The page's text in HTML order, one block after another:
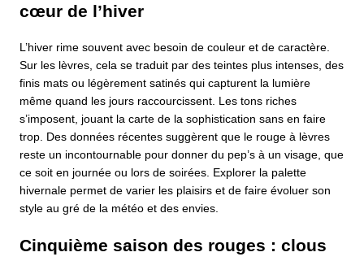
cœur de l’hiver
L’hiver rime souvent avec besoin de couleur et de caractère.
Sur les lèvres, cela se traduit par des teintes plus intenses, des
finis mats ou légèrement satinés qui capturent la lumière
même quand les jours raccourcissent. Les tons riches
s’imposent, jouant la carte de la sophistication sans en faire
trop. Des données récentes suggèrent que le rouge à lèvres
reste un incontournable pour donner du pep’s à un visage, que
ce soit en journée ou lors de soirées. Explorer la palette
hivernale permet de varier les plaisirs et de faire évoluer son
style au gré de la météo et des envies.
Cinquième saison des rouges : clous